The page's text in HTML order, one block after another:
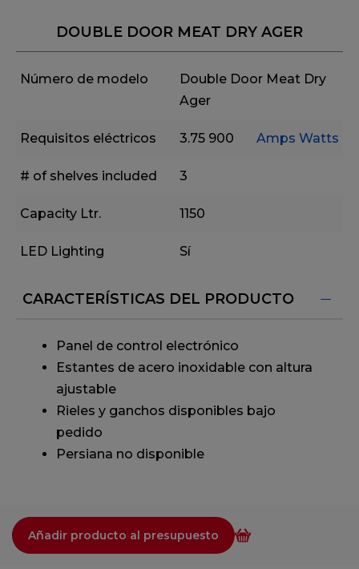
DOUBLE DOOR MEAT DRY AGER
Número de modelo
Double Door Meat Dry
Ager
Requisitos eléctricos 3.75 900 Amps Watts
# of shelves included 3
Capacity Ltr. 1150
LED Lighting Sí
CARACTERÍSTICAS DEL PRODUCTO
Panel de control electrónico
Estantes de acero inoxidable con altura
ajustable
Rieles y ganchos disponibles bajo
pedido
Persiana no disponible
Añadir producto al presupuesto